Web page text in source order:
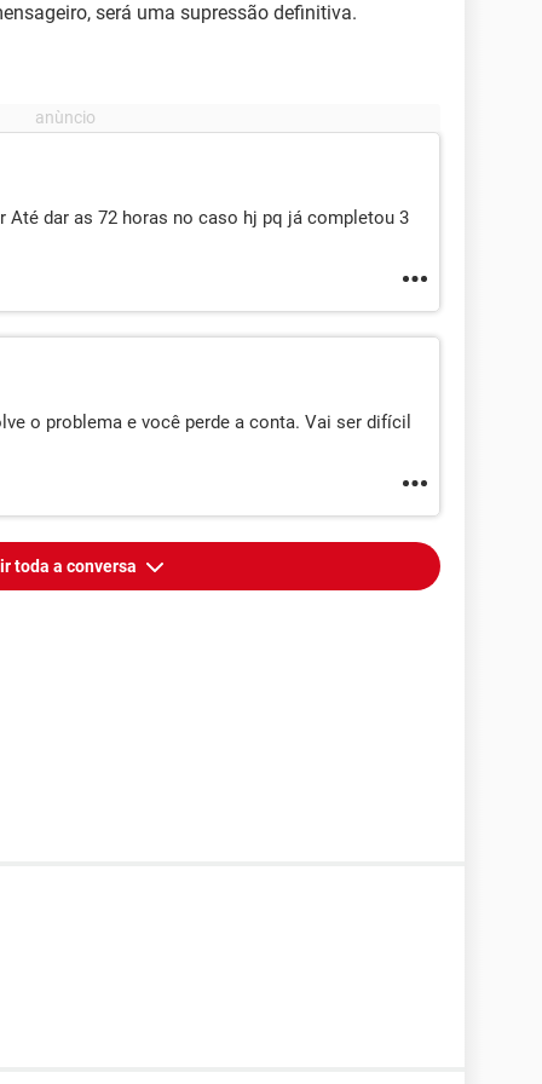
será uma supressão definitiva.
Até dar as 72 horas no caso hj pq já completou 3
o problema e você perde a conta. Vai ser difícil
toda a conversa